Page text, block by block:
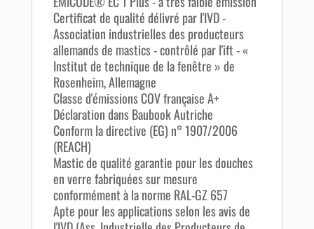
Certificat de qualité délivré par l'IVD -
Association industrielles des producteurs
allemands de mastics - contrôlé par l'ift - «
Institut de technique de la fenêtre » de
Rosenheim, Allemagne
Classe d'émissions COV française A+
Déclaration dans Baubook Autriche
Conform la directive (EG) n° 1907/2006
(REACH)
Mastic de qualité garantie pour les douches
en verre fabriquées sur mesure
conformément à la norme RAL-GZ 657
Apte pour les applications selon les avis de